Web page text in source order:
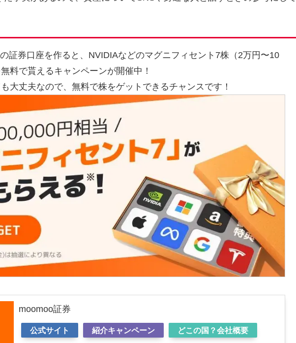
の証券口座を作ると、NVIDIAなどのマグニフィセント7株（2万円〜10
料で貰えるキャンペーンが開催中！
大丈夫なので、無料で株をゲットできるチャンスです！
moomoo証券
公式サイト 紹介キャンペーン どこの国？会社概要